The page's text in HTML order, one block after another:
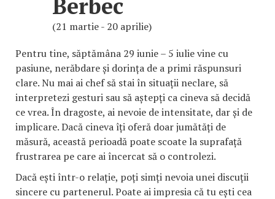
Berbec
(21 martie - 20 aprilie)
Pentru tine, săptămâna 29 iunie – 5 iulie vine cu
pasiune, nerăbdare și dorința de a primi răspunsuri
clare. Nu mai ai chef să stai în situații neclare, să
interpretezi gesturi sau să aștepți ca cineva să decidă
ce vrea. În dragoste, ai nevoie de intensitate, dar și de
implicare. Dacă cineva îți oferă doar jumătăți de
măsură, această perioadă poate scoate la suprafață
frustrarea pe care ai încercat să o controlezi.
Dacă ești într-o relație, poți simți nevoia unei discuții
sincere cu partenerul. Poate ai impresia că tu ești cea